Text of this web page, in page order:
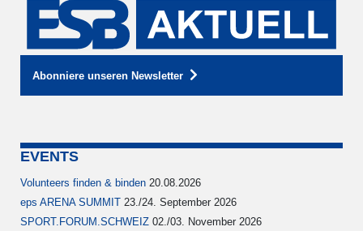
Abonniere unseren Newsletter
EVENTS
Volunteers finden & binden 20.08.2026
eps ARENA SUMMIT 23./24. September 2026
SPORT.FORUM.SCHWEIZ 02./03. November 2026